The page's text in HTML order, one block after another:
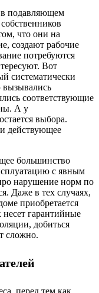
в подавляющем
что они на
создают рабочие
потребуются
Вот
систематически
вызывались
соответствующие
А у
выбора.
и действующее
большинство
с явным
нарушение норм по
Даже в тех случаях,
приобретается
гарантийные
добиться
сложно.
перед тем как